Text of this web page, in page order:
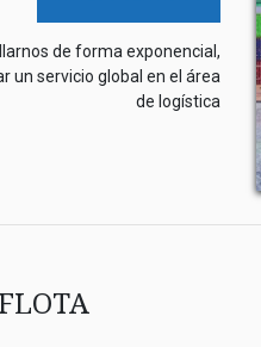
de forma exponencial,
un servicio global en el área
de logística